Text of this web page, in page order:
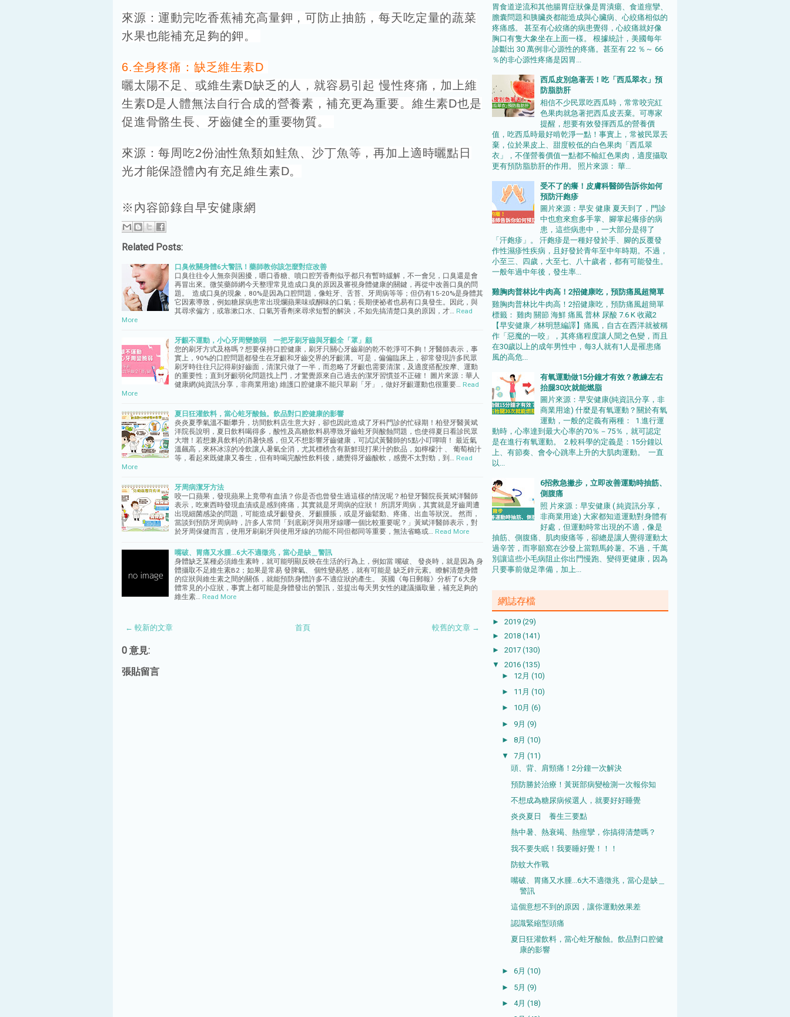
來源：運動完吃香蕉補充高量鉀，可防止抽筋，每天吃定量的蔬菜
水果也能補充足夠的鉀。
6.全身疼痛：缺乏維生素D
曬太陽不足、或維生素D缺乏的人，就容易引起慢性疼痛，加上維
生素D是人體無法自行合成的營養素，補充更為重要。維生素D也是
促進骨骼生長、牙齒健全的重要物質。
來源：每周吃2份油性魚類如鮭魚、沙丁魚等，再加上適時曬點日
光才能保證體內有充足維生素D。
※內容節錄自早安健康網
Related Posts:
口臭攸關身體6大警訊！藥師教你該怎麼對症改善
口臭往往令人無奈與困擾，嚼口香糖、噴口腔芳香劑似乎都只有暫時緩解，不一會兒，口臭還是會
再冒出來。微笑藥師網今天整理常見造成口臭的原因及審視身體健康的關鍵，再從中改善口臭的問
題。 造成口臭的現象，80%是因為口腔問題，像蛀牙、舌苔、牙周病等等；但仍有15-20%是身體其
它因素導致，例如糖尿病患常出現爛蘋果味或酮味的口氣；長期便祕者也易有口臭發生。因此，與
其尋求偏方，或靠漱口水、口氣芳香劑來尋求短暫的解決，不如先搞清楚口臭的原因，才…
Read
More
牙齦不運動，小心牙周變脆弱 一把牙刷牙齒與牙齦全「罩」顧
您的刷牙方式及格嗎？想要保持口腔健康，刷牙只關心牙齒刷的乾不乾淨可不夠！牙醫師表示，事
實上，90%的口腔問題都發生在牙齦和牙齒交界的牙齦溝。可是，偏偏臨床上，卻常發現許多民眾
刷牙時往往只記得刷好齒面，清潔只做了一半，而忽略了牙齦也需要清潔，及適度搭配按摩、運動
的重要性；直到牙齦弱化問題找上門，才驚覺原來自己過去的潔牙習慣並不正確！ 圖片來源：華人
健康網(純資訊分享，非商業用途) 維護口腔健康不能只單刷「牙」，做好牙齦運動也很重要…
Read
More
夏日狂灌飲料，當心蛀牙酸蝕。飲品對口腔健康的影響
炎炎夏季氣溫不斷攀升，坊間飲料店生意大好，卻也因此造成了牙科門診的忙碌期！柏登牙醫黃斌
洋院長說明，夏日飲料喝得多，酸性及高糖飲料易導致牙齒蛀牙與酸蝕問題，也使得夏日看診民眾
大增！若想兼具飲料的消暑快感，但又不想影響牙齒健康，可試試黃醫師的5點小叮嚀唷！ 最近氣
溫飆高，來杯冰涼的冷飲讓人暑氣全消，尤其標榜含有新鮮現打果汁的飲品，如檸檬汁 、 葡萄柚汁
等，看起來既健康又養生，但有時喝完酸性飲料後，總覺得牙齒酸軟，感覺不太對勁，到…
Read
More
牙周病潔牙方法
咬一口蘋果，發現蘋果上竟帶有血漬？你是否也曾發生過這樣的情況呢？柏登牙醫院長黃斌洋醫師
表示，吃東西時發現血漬或是感到疼痛，其實就是牙周病的症狀！ 所謂牙周病，其實就是牙齒周遭
出現細菌感染的問題，可能造成牙齦發炎、牙齦腫脹，或是牙齒鬆動、疼痛、出血等狀況。 然而，
當談到預防牙周病時，許多人常問「到底刷牙與用牙線哪一個比較重要呢？」黃斌洋醫師表示，對
於牙周保健而言，使用牙刷刷牙與使用牙線的功能不同但都同等重要，無法省略或…
Read More
嘴破、胃痛又水腫...6大不適徵兆，當心是缺＿警訊
身體缺乏某種必須維生素時，就可能明顯反映在生活的行為上，例如當 嘴破、 發炎時，就是因為 身
體攝取不足維生素B2；如果是常易 發脾氣、 個性變易怒，就有可能是 缺乏鋅元素。瞭解清楚身體
的症狀與維生素之間的關係，就能預防身體許多不適症狀的產生。 英國《每日郵報》分析了6大身
體常見的小症狀，事實上都可能是身體發出的警訊，並提出每天男女性的建議攝取量，補充足夠的
維生素…
Read More
← 較新的文章 較舊的文章 →
首頁
0 意見:
張貼留言
胃食道逆流和其他腸胃症狀像是胃潰瘍、食道痙攣、
膽囊問題和胰臟炎都能造成與心臟病、心絞痛相似的
疼痛感。 甚至有心絞痛的病患覺得，心絞痛就好像
胸口有隻大象坐在上面一樣。 根據統計，美國每年
診斷出 30 萬例非心源性的疼痛。甚至有 22 ％～ 66
％的非心源性疼痛是因胃...
西瓜皮別急著丟！吃「西瓜翠衣」預
防脂肪肝
相信不少民眾吃西瓜時，常常咬完紅
色果肉就急著把西瓜皮丟棄。可專家
提醒，想要有效發揮西瓜的營養價
值，吃西瓜時最好啃乾淨一點！事實上，常被民眾丟
棄，位於果皮上、甜度較低的白色果肉「西瓜翠
衣」，不僅營養價值一點都不輸紅色果肉，適度攝取
更有預防脂肪肝的作用。 照片來源： 華...
受不了的癢！皮膚科醫師告訴你如何
預防汗皰疹
圖片來源：早安 健康 夏天到了，門診
中也愈來愈多手掌、腳掌起癢疹的病
患，這些病患中，一大部分是得了
「汗皰疹」。 汗皰疹是一種好發於手、腳的反覆發
作性濕疹性疾病，且好發於青年至中年時期。不過，
小至三、四歲，大至七、八十歲者，都有可能發生。
一般年過中年後，發生率...
雞胸肉普林比牛肉高！2招健康吃，預防痛風超簡單
雞胸肉普林比牛肉高！2招健康吃，預防痛風超簡單
標籤： 雞肉 關節 海鮮 痛風 普林 尿酸 7.6 K 收藏2
【早安健康／林明慧編譯】痛風，自古在西洋就被稱
作「惡魔的一咬」，其疼痛程度讓人聞之色變，而且
在30歲以上的成年男性中，每3人就有1人是罹患痛
風的高危...
有氧運動做15分鐘才有效？教練左右
抬腿30次就能燃脂
圖片來源：早安健康(純資訊分享，非
商業用途) 什麼是有氧運動？關於有氧
運動，一般的定義有兩種： 1.進行運
動時，心率達到最大心率的70％－75％，就可認定
是在進行有氧運動。 2.較科學的定義是：15分鐘以
上、有節奏、會令心跳率上升的大肌肉運動。 一直
以...
6招救急撇步，立即改善運動時抽筋、
側腹痛
照 片來源：早安健康 ( 純資訊分享，
非商業用途) 大家都知道運動對身體有
好處，但運動時常出現的不適，像是
抽筋、側腹痛、肌肉痠痛等，卻總是讓人覺得運動太
過辛苦，而寧願窩在沙發上當顆馬鈴薯。不過，千萬
別讓這些小毛病阻止你出門慢跑、變得更健康，因為
只要事前做足準備，加上...
網誌存檔
► 2019 (29)
► 2018 (141)
► 2017 (130)
▼ 2016 (135)
► 12月 (10)
► 11月 (10)
► 10月 (6)
► 9月 (9)
► 8月 (10)
▼ 7月 (11)
頭、背、肩頸痛！2分鐘一次解決
預防勝於治療！黃斑部病變檢測一次報你知
不想成為糖尿病候選人，就要好好睡覺
炎炎夏日 養生三要點
熱中暑、熱衰竭、熱痙攣，你搞得清楚嗎？
我不要失眠！我要睡好覺！！！
防蚊大作戰
嘴破、胃痛又水腫...6大不適徵兆，當心是缺＿
警訊
這個意想不到的原因，讓你運動效果差
認識緊縮型頭痛
夏日狂灌飲料，當心蛀牙酸蝕。飲品對口腔健
康的影響
► 6月 (10)
► 5月 (9)
► 4月 (18)